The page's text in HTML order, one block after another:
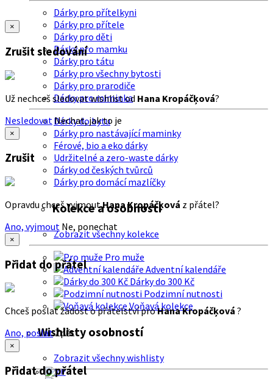
Dárky pro přítelkyni
Dárky pro přítele
Dárky pro děti
Dárky pro mamku
Dárky pro tátu
Dárky pro všechny bytosti
Dárky pro prarodiče
Dárky pro miminka
Dárky do bytu
Dárky pro nastávající maminky
Férové, bio a eko dárky
Udržitelné a zero-waste dárky
Dárky od českých tvůrců
Dárky pro domácí mazlíčky
Kolekce a osobnosti
Zobrazit všechny kolekce
Pro muže
Adventní kalendáře
Dárky do 300 Kč
Podzimní nutnosti
Voňavá kolekce
Wishlisty osobností
Zobrazit všechny wishlisty
×
Zrušit sledování
Už nechceš sledovat wishlist od Hana Kropáčķová?
Nesledovat Nechat, jak to je
×
Zrušit
Opravdu chceš vyjmoutHana Kropáčķová z přátel?
Ano, vyjmout Ne, ponechat
×
Přidat do přátel
Chceš poslat žádost o přátelství proHana Kropáčķová ?
Ano, poslatZpět
×
Přidat do přátel